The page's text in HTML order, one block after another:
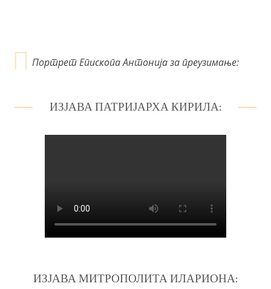
Портрет Епископа Антонија за преузимање:
ИЗЈАВА ПАТРИЈАРХА КИРИЛА:
ИЗЈАВА МИТРОПОЛИТА ИЛАРИОНА: